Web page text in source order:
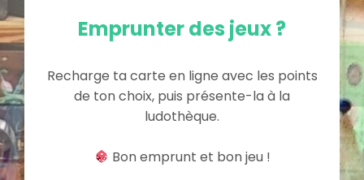
Emprunter des jeux ?
Recharge ta carte en ligne avec les points
de ton choix, puis présente-la à la
ludothèque.
Bon emprunt et bon jeu !